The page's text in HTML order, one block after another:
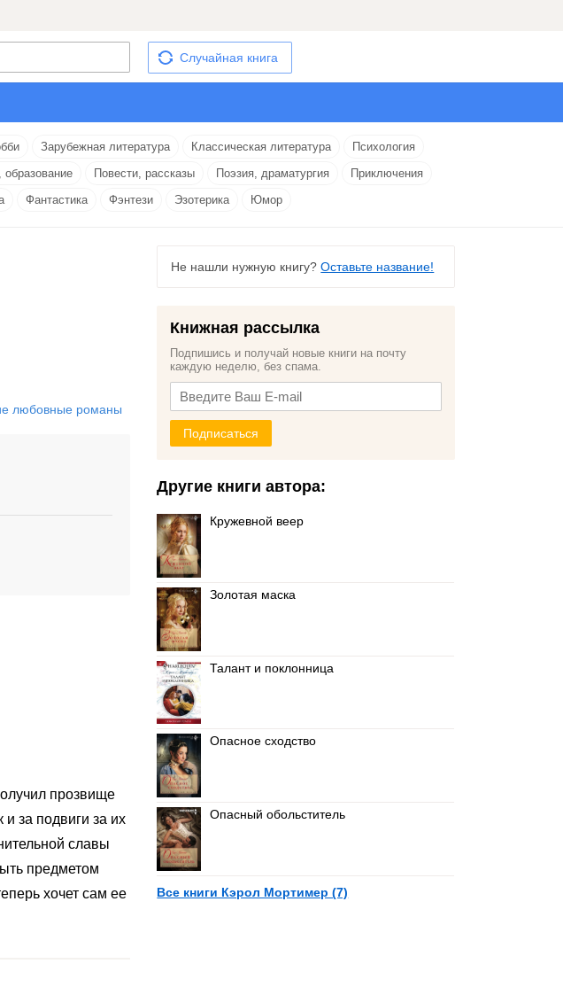
Случайная книга
Зарубежная литература Классическая литература
Психология
образование Повести, рассказы Поэзия, драматургия
Приключения
Фантастика Фэнтези Эзотерика Юмор
любовные романы
прозвище
за подвиги за их
славы
предметом
хочет сам ее
Не нашли нужную книгу?Оставьте название!
Книжная рассылка
Подпишись и получай новые книги на почту
каждую неделю, без спама.
Подписаться
Другие книги автора:
Кружевной веер
Золотая маска
Талант и поклонница
Опасное сходство
Опасный обольститель
Все книги Кэрол Мортимер (7)